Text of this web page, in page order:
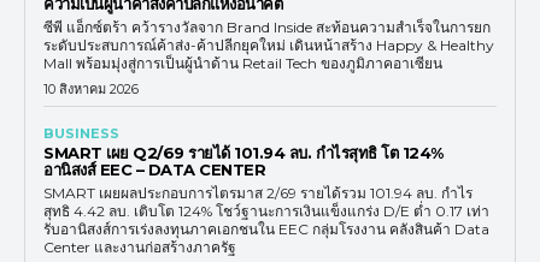
ซีพี แอ็กซ์ตร้า คว้ารางวัลจาก Brand Inside สะท้อนความสำเร็จในการยก
ระดับประสบการณ์ค้าส่ง-ค้าปลีกยุคใหม่ เดินหน้าสร้าง Happy & Healthy
Mall พร้อมมุ่งสู่การเป็นผู้นำด้าน Retail Tech ของภูมิภาคอาเซียน
10 สิงหาคม 2026
BUSINESS
SMART เผย Q2/69 รายได้ 101.94 ลบ. กำไรสุทธิ โต 124%
อานิสงส์ EEC – DATA CENTER
SMART เผยผลประกอบการไตรมาส 2/69 รายได้รวม 101.94 ลบ. กำไร
สุทธิ 4.42 ลบ. เติบโต 124% โชว์ฐานะการเงินแข็งแกร่ง D/E ต่ำ 0.17 เท่า
รับอานิสงส์การเร่งลงทุนภาคเอกชนใน EEC กลุ่มโรงงาน คลังสินค้า Data
Center และงานก่อสร้างภาครัฐ